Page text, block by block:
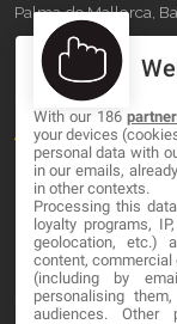
Palma de Mallorca,
OUR COMPANY
About
Blog
Contact
LEGAL
With our 186
your devices
personal data with
in our emails,
in other contexts.
Processing this
loyalty programs,
geolocation, etc.)
content,
(including by
personalising
audiences.